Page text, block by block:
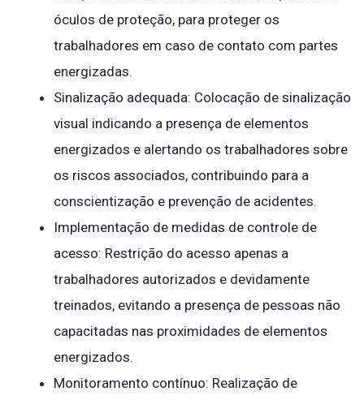
óculos de proteção, para proteger os
trabalhadores em caso de contato com partes
energizadas.
Sinalização adequada: Colocação de sinalização
visual indicando a presença de elementos
energizados e alertando os trabalhadores sobre
os riscos associados, contribuindo para a
conscientização e prevenção de acidentes.
Implementação de medidas de controle de
acesso: Restrição do acesso apenas a
trabalhadores autorizados e devidamente
treinados, evitando a presença de pessoas não
capacitadas nas proximidades de elementos
energizados.
Monitoramento contínuo: Realização de